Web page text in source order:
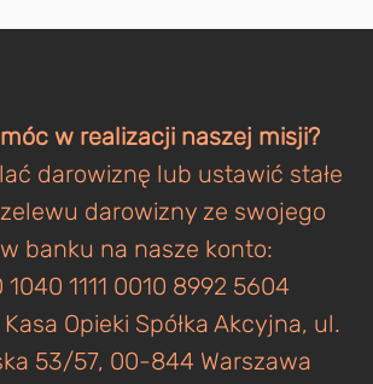
w realizacji naszej misji?
darowiznę lub ustawić stałe
darowizny ze swojego
banku na nasze konto:
1040 1111 0010 8992 5604
Opieki Spółka Akcyjna, ul.
53/57, 00-844 Warszawa